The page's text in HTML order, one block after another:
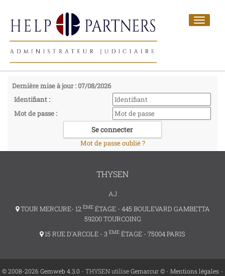
Toggle
Dernière mise à jour : 07/08/2026
Identifiant :
Mot de passe :
Mot de passe oublié ?
THYSEN
AJ
TOUR MERCURE- 12 ÈMEÉTAGE - 445 BOULEVARD GAMBETTA
59200 TOURCOING
15 RUE D'ARCOLE - 3 ÈME ÉTAGE - 75004 PARIS
© 2008-2026 Gemweb 4.3.0 - THYSEN utiliseGemarcur © - Mentions légales -